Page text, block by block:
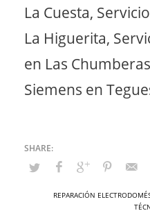
La Cuesta,
La Higuerita,
en Las
Siemens en
REPARACIÓN